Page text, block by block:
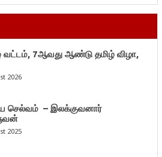
வட்டம், 7ஆவது ஆண்டு தமிழ் விழா,
2026
செல்வம் – இலக்குவனார்
2025